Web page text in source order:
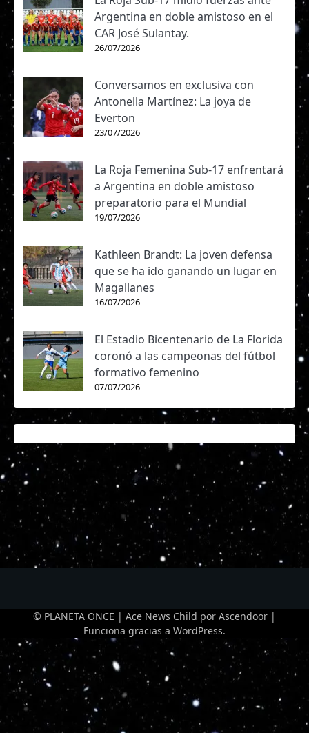
Argentina en doble amistoso en el
CAR José Sulantay.
26/07/2026
Conversamos en exclusiva con
Antonella Martínez: La joya de
Everton
23/07/2026
La Roja Femenina Sub-17 enfrentará
a Argentina en doble amistoso
preparatorio para el Mundial
19/07/2026
Kathleen Brandt: La joven defensa
que se ha ido ganando un lugar en
Magallanes
16/07/2026
El Estadio Bicentenario de La Florida
coronó a las campeonas del fútbol
formativo femenino
07/07/2026
© PLANETA ONCE | Ace News Child por Ascendoor |
Funciona gracias a WordPress.